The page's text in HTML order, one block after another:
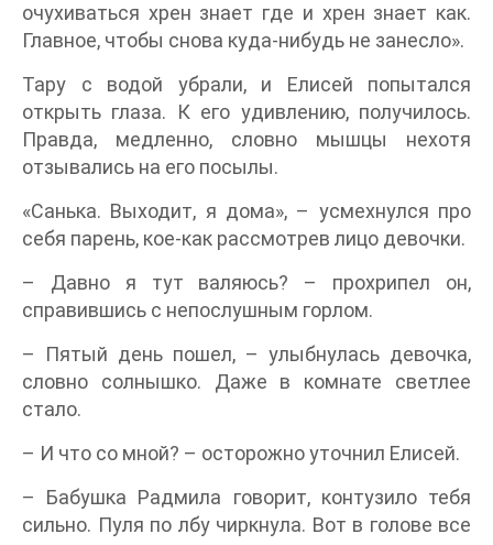
очухиваться хрен знает где и хрен знает как.
Главное, чтобы снова куда-нибудь не занесло».
Тару с водой убрали, и Елисей попытался
открыть глаза. К его удивлению, получилось.
Правда, медленно, словно мышцы нехотя
отзывались на его посылы.
«Санька. Выходит, я дома», – усмехнулся про
себя парень, кое-как рассмотрев лицо девочки.
– Давно я тут валяюсь? – прохрипел он,
справившись с непослушным горлом.
– Пятый день пошел, – улыбнулась девочка,
словно солнышко. Даже в комнате светлее
стало.
– И что со мной? – осторожно уточнил Елисей.
– Бабушка Радмила говорит, контузило тебя
сильно. Пуля по лбу чиркнула. Вот в голове все